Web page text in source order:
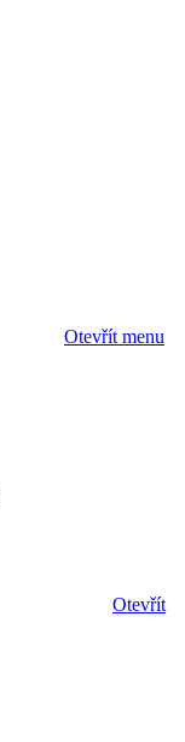
Otevřít menu
Otevřít